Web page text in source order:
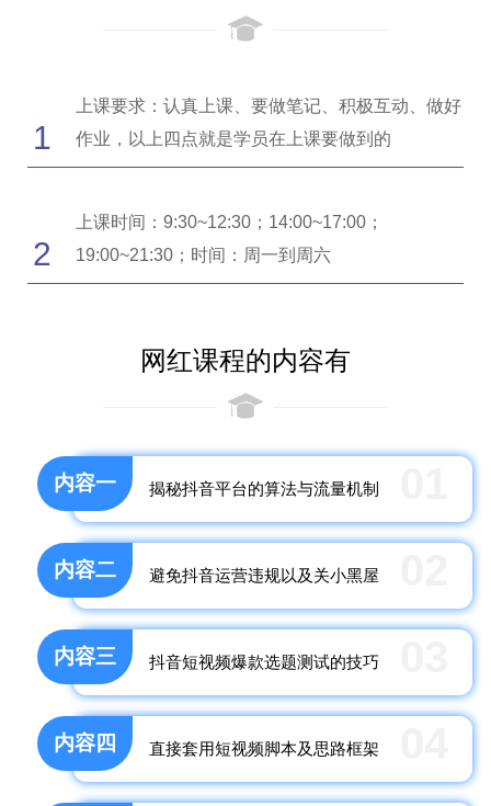
1
上课要求：认真上课、要做笔记、积极互动、做好
作业，以上四点就是学员在上课要做到的
2
上课时间：9:30~12:30；14:00~17:00；
19:00~21:30；时间：周一到周六
网红课程的内容有
内容一 揭秘抖音平台的算法与流量机制
内容二 避免抖音运营违规以及关小黑屋
内容三 抖音短视频爆款选题测试的技巧
内容四 直接套用短视频脚本及思路框架